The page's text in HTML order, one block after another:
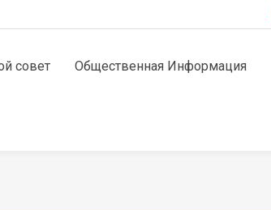
совет Общественная Информация